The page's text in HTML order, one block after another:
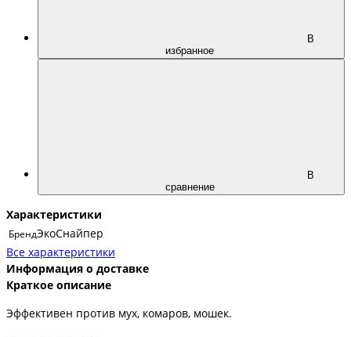
В
избранное
В
сравнение
Характеристики
БрендЭкоСнайпер
Все характеристики
Информация о доставке
Краткое описание
Эффективен против мух, комаров, мошек.